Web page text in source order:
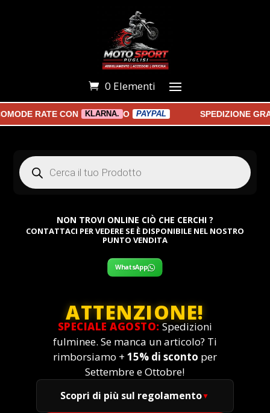
0 Elementi
RATE CON KLARNA. O PAYPAL SPEDIZIONE
Products
search
NON TROVI ONLINE CIÒ CHE CERCHI ?
CONTATTACI PER VEDERE SE È DISPONIBILE NEL NOSTRO
PUNTO VENDITA
WhatsApp
ATTENZIONE!
SPECIALE AGOSTO: Spedizioni
fulminee. Se manca un articolo? Ti
rimborsiamo + 15% di sconto per
Settembre e Ottobre!
Scopri di più sul regolamento